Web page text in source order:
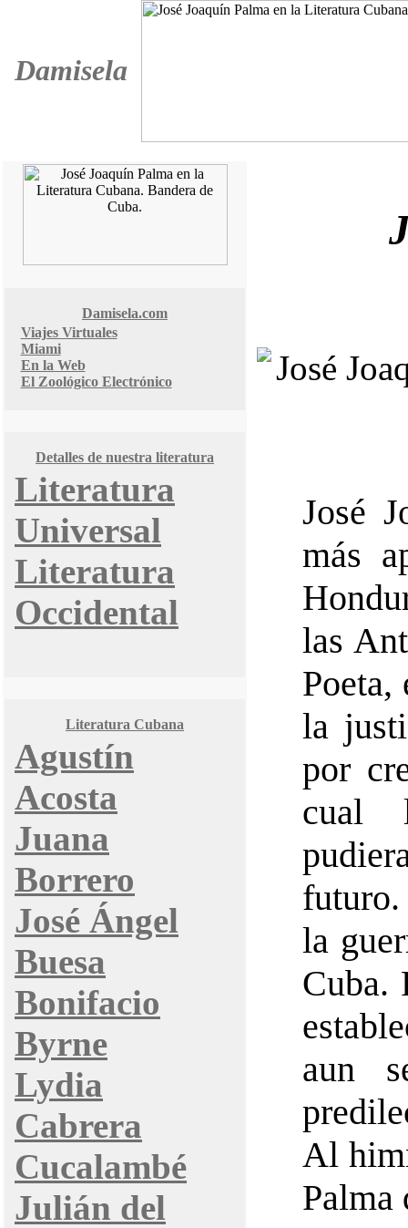
Damisela
Damisela.com
Viajes Virtuales
Miami
En la Web
El Zoológico Electrónico
Detalles de nuestra literatura
Literatura
Universal
Literatura
Occidental
Literatura Cubana
Agustín
Acosta
Juana
Borrero
José Ángel
Buesa
Bonifacio
Byrne
Lydia
Cabrera
Cucalambé
Julián del
José
más
las
Poeta,
la
por
cual
la
Cuba.
aun
Al
Palma